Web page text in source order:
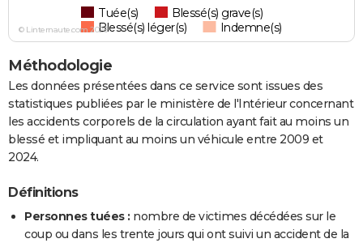
Tuée(s)
Blessé(s) grave(s)
Blessé(s) léger(s)
Indemne(s)
© Linternaute.com 2026
Méthodologie
Les données présentées dans ce service sont issues des
statistiques publiées par le ministère de l'Intérieur concernant
les accidents corporels de la circulation ayant fait au moins un
blessé et impliquant au moins un véhicule entre 2009 et
2024.
Définitions
Personnes tuées : nombre de victimes décédées sur le
coup ou dans les trente jours qui ont suivi un accident de la